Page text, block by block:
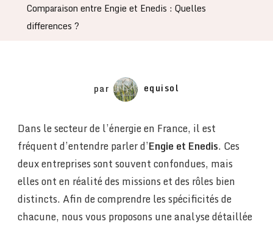
Comparaison entre Engie et Enedis : Quelles
differences ?
par equisol
Dans le secteur de l’énergie en France, il est
fréquent d’entendre parler d’Engie et Enedis. Ces
deux entreprises sont souvent confondues, mais
elles ont en réalité des missions et des rôles bien
distincts. Afin de comprendre les spécificités de
chacune, nous vous proposons une analyse détaillée